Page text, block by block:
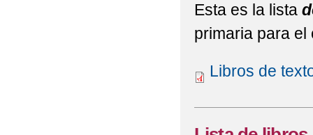
Esta es la lista
primaria para el
Libros de